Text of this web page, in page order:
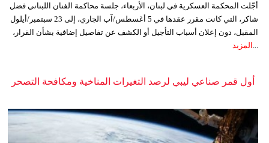
أجّلت المحكمة العسكرية في لبنان، الأربعاء، جلسة محاكمة الفنان اللبناني فضل
شاكر، التي كانت مقرر عقدها في 5 أغسطس/آب الجاري، إلى 23 سبتمبر/أيلول
المقبل، دون إعلان أسباب التأجيل أو الكشف عن تفاصيل إضافية بشأن القرار،
المزيد
أول قمر صناعي ليبي لرصد التغيرات المناخية ومكافحة التصحر